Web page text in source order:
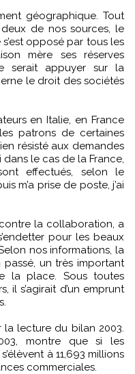
géographique. Tout
deux de nos sources, le
opposé par tous les
mère ses réserves
serait appuyer sur la
le droit des sociétés
en Italie, en France
patrons de certaines
résisté aux demandes
dans le cas de la France,
effectués, selon le
m’a prise de poste, j’ai
la collaboration, a
pour les beaux
nos informations, la
passé, un très important
la place. Sous toutes
il s’agirait d’un emprunt
lecture du bilan 2003.
montre que si les
à 11,693 millions
commerciales.